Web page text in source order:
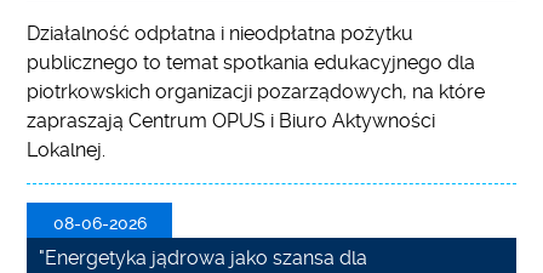
Działalność odpłatna i nieodpłatna pożytku
publicznego to temat spotkania edukacyjnego dla
piotrkowskich organizacji pozarządowych, na które
zapraszają Centrum OPUS i Biuro Aktywności
Lokalnej.
08-06-2026
"Energetyka jądrowa jako szansa dla